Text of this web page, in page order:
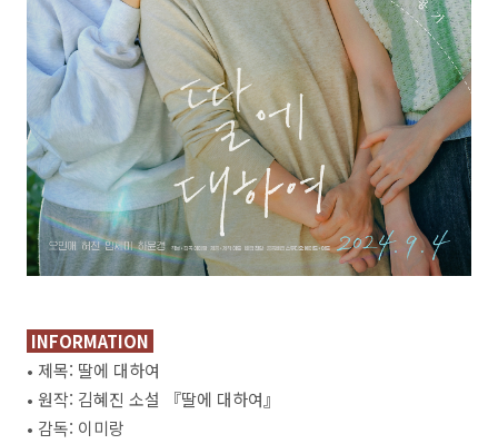
INFORMATION
• 제목: 딸에 대하여
• 원작: 김혜진 소설 『딸에 대하여』
• 감독: 이미랑